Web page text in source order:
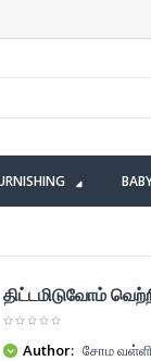
திட்டமிடுவோம்
Author: சோம